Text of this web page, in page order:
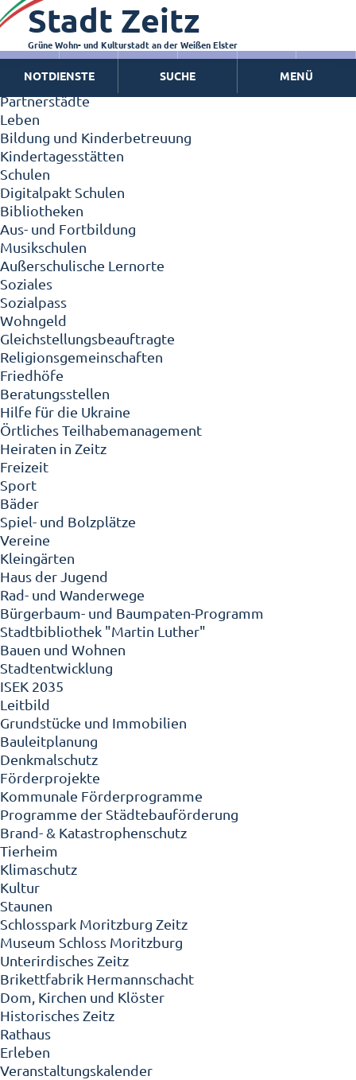
Zeitz - Die Kleinstadt
Willkommen in Zeitz!
Interview mit Oberbürgermeister Christian Thieme
Zeitz - Stadt der Zukunft
Ortschaften
Partnerstädte
Leben
Bildung und Kinderbetreuung
Kindertagesstätten
Schulen
Digitalpakt Schulen
Bibliotheken
Aus- und Fortbildung
Musikschulen
Außerschulische Lernorte
Soziales
Sozialpass
Wohngeld
Gleichstellungsbeauftragte
Religionsgemeinschaften
Friedhöfe
Beratungsstellen
Hilfe für die Ukraine
Örtliches Teilhabemanagement
Heiraten in Zeitz
Freizeit
Sport
Bäder
Spiel- und Bolzplätze
Vereine
Kleingärten
Haus der Jugend
Rad- und Wanderwege
Bürgerbaum- und Baumpaten-Programm
Stadtbibliothek "Martin Luther"
Bauen und Wohnen
Stadtentwicklung
ISEK 2035
Leitbild
Grundstücke und Immobilien
Bauleitplanung
Denkmalschutz
Förderprojekte
Kommunale Förderprogramme
Programme der Städtebauförderung
Brand- & Katastrophenschutz
Tierheim
Klimaschutz
Kultur
Staunen
Schlosspark Moritzburg Zeitz
Museum Schloss Moritzburg
Unterirdisches Zeitz
Brikettfabrik Hermannschacht
Dom, Kirchen und Klöster
Historisches Zeitz
Rathaus
Erleben
Veranstaltungskalender
Stadt Zeitz
Grüne Wohn- und Kulturstadt an der Weißen Elster
NOTDIENSTE SUCHE MENÜ